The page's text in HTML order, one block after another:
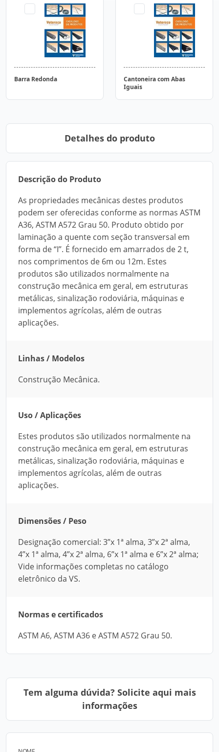
Barra Redonda
Cantoneira com Abas
Iguais
Detalhes do produto
Descrição do Produto
As propriedades mecânicas destes produtos
podem ser oferecidas conforme as normas ASTM
A36, ASTM A572 Grau 50. Produto obtido por
laminação a quente com seção transversal em
forma de “I”. É fornecido em amarrados de 2 t,
nos comprimentos de 6m ou 12m. Estes
produtos são utilizados normalmente na
construção mecânica em geral, em estruturas
metálicas, sinalização rodoviária, máquinas e
implementos agrícolas, além de outras
aplicações.
Linhas / Modelos
Construção Mecânica.
Uso / Aplicações
Estes produtos são utilizados normalmente na
construção mecânica em geral, em estruturas
metálicas, sinalização rodoviária, máquinas e
implementos agrícolas, além de outras
aplicações.
Dimensões / Peso
Designação comercial: 3”x 1ª alma, 3”x 2ª alma,
4”x 1ª alma, 4”x 2ª alma, 6”x 1ª alma e 6”x 2ª alma;
Vide informações completas no catálogo
eletrônico da VS.
Normas e certificados
ASTM A6, ASTM A36 e ASTM A572 Grau 50.
Tem alguma dúvida? Solicite aqui mais
informações